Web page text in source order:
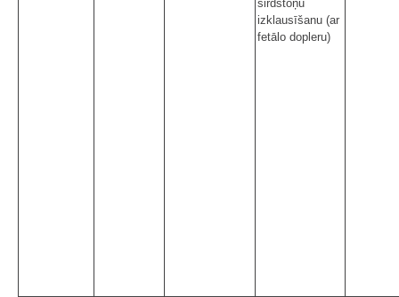
sirdstoņu
izklausīšanu (ar
fetālo dopleru)